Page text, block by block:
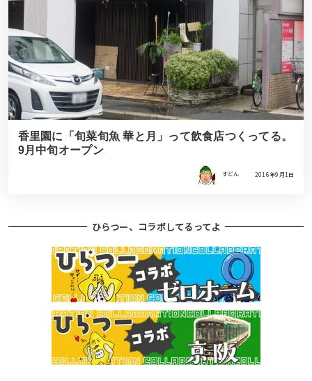
香里園に「旬菜旬魚 華と月」って飲食店つくってる。
9月中旬オープン
すどん 2016年9月1日
ひらつー、コラボしてるってよ